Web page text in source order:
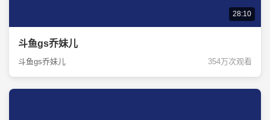
28:10
斗鱼gs乔妹儿
斗鱼gs乔妹儿 354万次观看